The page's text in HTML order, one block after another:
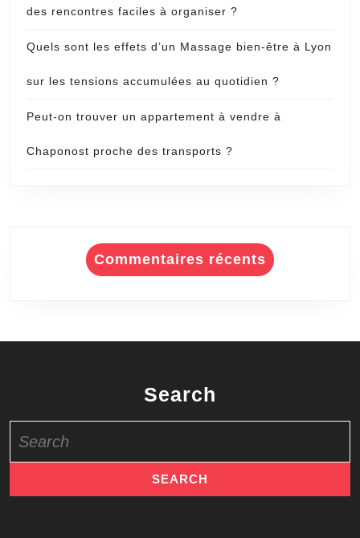
des rencontres faciles à organiser ?
Quels sont les effets d’un Massage bien-être à Lyon
sur les tensions accumulées au quotidien ?
Peut-on trouver un appartement à vendre à
Chaponost proche des transports ?
Commentaires récents
Search
for: